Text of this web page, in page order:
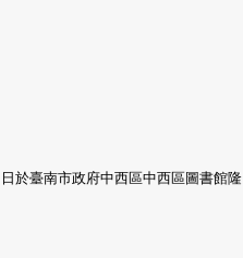
於臺南市政府中西區中西區圖書館隆